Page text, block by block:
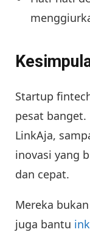
Startup
pesat banget.
LinkAja,
inovasi yang
dan cepat.
Mereka
juga bantu